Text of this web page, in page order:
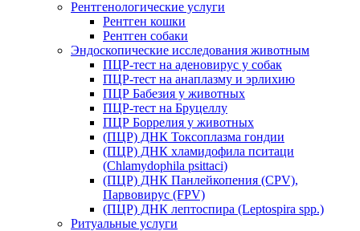
Рентгенологические услуги
Рентген кошки
Рентген собаки
Эндоскопические исследования животным
ПЦР-тест на аденовирус у собак
ПЦР-тест на анаплазму и эрлихию
ПЦР Бабезия у животных
ПЦР-тест на Бруцеллу
ПЦР Боррелия у животных
(ПЦР) ДНК Токсоплазма гондии
(ПЦР) ДНК хламидофила пситаци
(Chlamydophila psittaci)
(ПЦР) ДНК Панлейкопения (CPV),
Парвовирус (FPV)
(ПЦР) ДНК лептоспира (Leptospira spp.)
Ритуальные услуги